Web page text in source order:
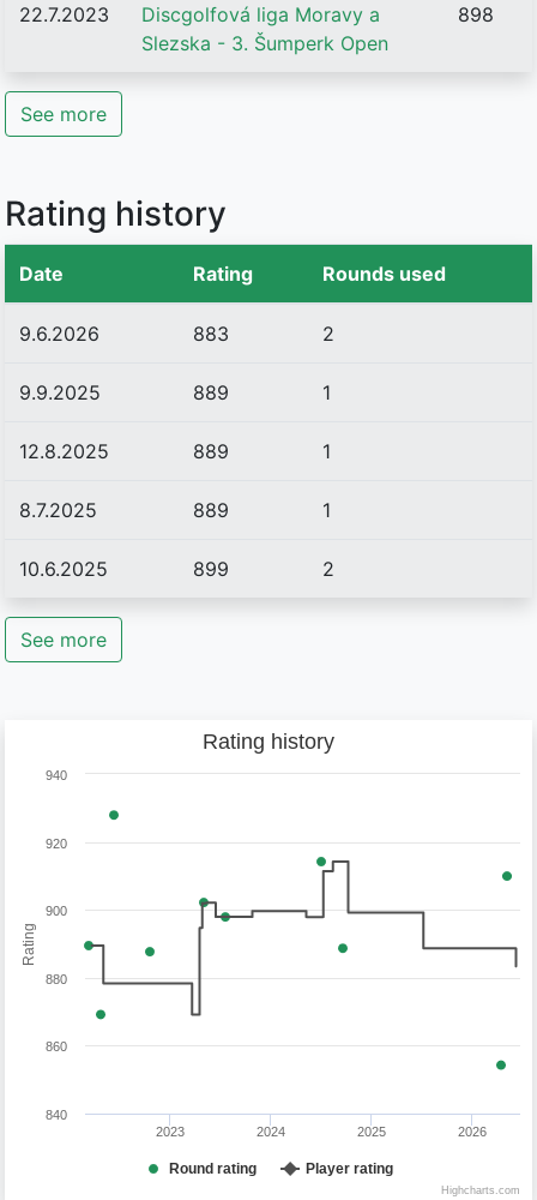
22.7.2023
Discgolfová liga Moravy a
Slezska - 3. Šumperk Open
898
See more
Rating history
Date Rating Rounds used
9.6.2026 883 2
9.9.2025 889 1
12.8.2025 889 1
8.7.2025 889 1
10.6.2025 899 2
See more
Rating
Rating history
Round rating Player rating
2023 2024 2025 2026
840
860
880
900
920
940
Highcharts.com